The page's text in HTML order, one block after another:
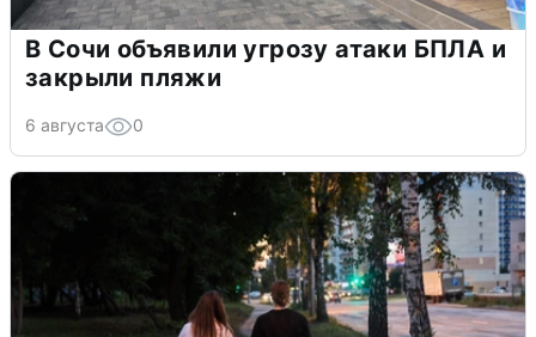
В Сочи объявили угрозу атаки БПЛА и
закрыли пляжи
6 августа 0